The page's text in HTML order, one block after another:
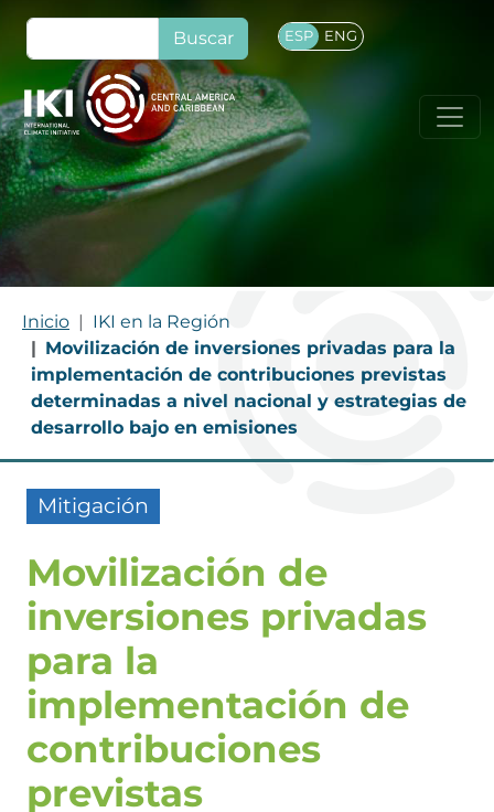
Pasar al contenido principal
Buscar ESP ENG
RUTA DE NAVEGACIÓN
Inicio
IKI en la Región
Movilización de inversiones privadas para la
implementación de contribuciones previstas
determinadas a nivel nacional y estrategias de
desarrollo bajo en emisiones
Mitigación
Movilización de
inversiones privadas
para la
implementación de
contribuciones
previstas